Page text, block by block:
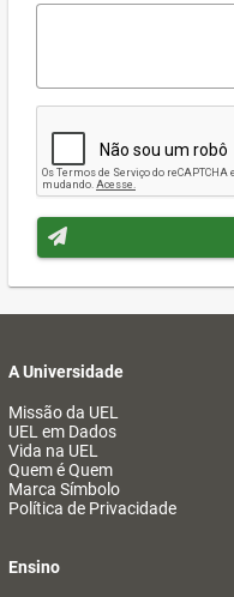
A Universidade
Missão da UEL
UEL em Dados
Vida na UEL
Quem é Quem
Marca Símbolo
Política de Privacidade
Ensino